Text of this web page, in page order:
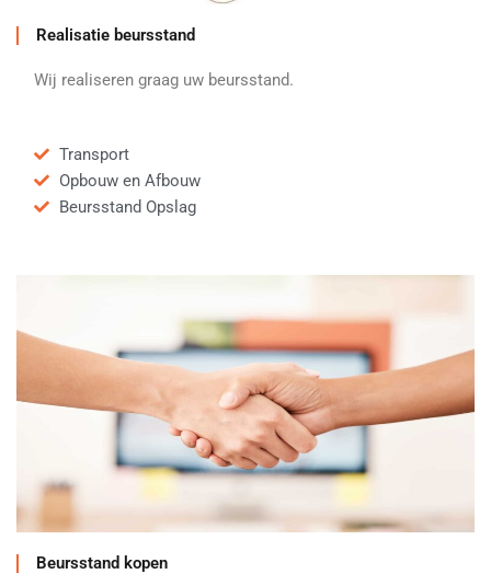
Realisatie beursstand
Wij realiseren graag uw beursstand.
Transport
Opbouw en Afbouw
Beursstand Opslag
Beursstand kopen